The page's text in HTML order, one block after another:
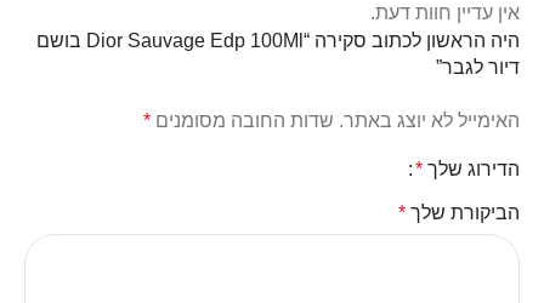
אין עדיין חוות דעת.
היה הראשון לכתוב סקירה “Dior Sauvage Edp 100Ml בושם
דיור לגבר”
האימייל לא יוצג באתר. שדות החובה מסומנים *
הדירוג שלך *
הביקורת שלך *